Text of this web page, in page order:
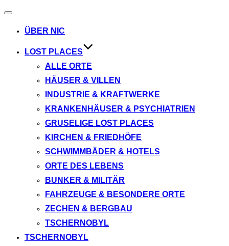
Navigation
ÜBER NIC
LOST PLACES
ALLE ORTE
HÄUSER & VILLEN
INDUSTRIE & KRAFTWERKE
KRANKENHÄUSER & PSYCHIATRIEN
GRUSELIGE LOST PLACES
KIRCHEN & FRIEDHÖFE
SCHWIMMBÄDER & HOTELS
ORTE DES LEBENS
BUNKER & MILITÄR
FAHRZEUGE & BESONDERE ORTE
ZECHEN & BERGBAU
TSCHERNOBYL
TSCHERNOBYL